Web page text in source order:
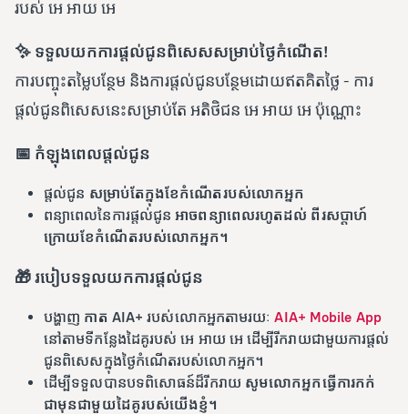
របស់ អេ អាយ អេ
✨ ទទួលយកការផ្តល់ជូនពិសេសសម្រាប់ថ្ងៃកំណើត!
ការបញ្ចុះតម្លៃបន្ថែម និងការផ្តល់ជូនបន្ថែមដោយឥតគិតថ្លៃ - ការ
ផ្តល់ជូនពិសេសនេះសម្រាប់តែ អតិថិជន អេ អាយ​ អេ​ ប៉ុណ្ណោះ
📅 កំឡុងពេលផ្តល់ជូន
ផ្តល់ជូន សម្រាប់តែក្នុងខែកំណើតរបស់លោកអ្នក
ពន្យាពេលនៃការផ្តល់ជូនអាចពន្យាពេលរហូតដល់ ពីរសប្តាហ៍
ក្រោយខែកំណើតរបស់លោកអ្នក។
🎁 របៀបទទួលយកការផ្តល់ជូន
បង្ហាញ កាត AIA+របស់លោកអ្នកតាមរយៈAIA+ Mobile App
នៅតាមទីកន្លែងដៃគូរបស់ អេ អាយ អេ ដើម្បីរីករាយជាមួយការផ្តល់
ជូនពិសេសក្នុងថ្ងៃកំណើតរបស់លោកអ្នក។
ដើម្បីទទួលបានបទពិសោធន៍ដ៏រីករាយ សូមលោកអ្នកធ្វើការកក់
ជាមុនជាមួយដៃគូរបស់យើងខ្ញុំ។